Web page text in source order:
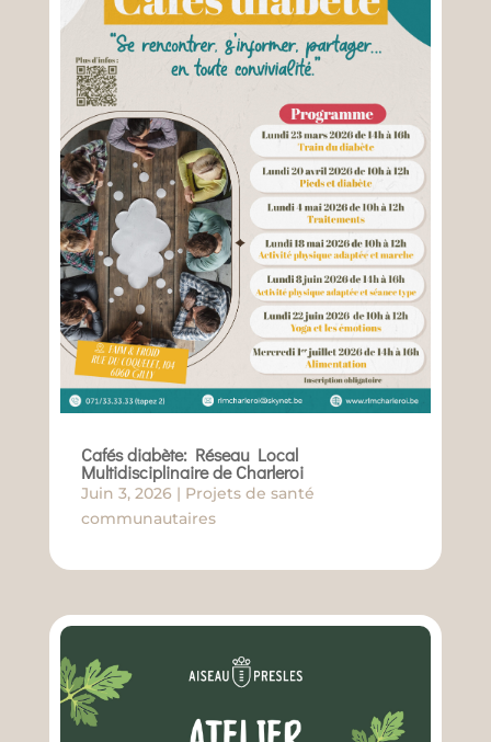
Cafés diabète: Réseau Local
Multidisciplinaire de Charleroi
Juin 3, 2026 | Projets de santé
communautaires